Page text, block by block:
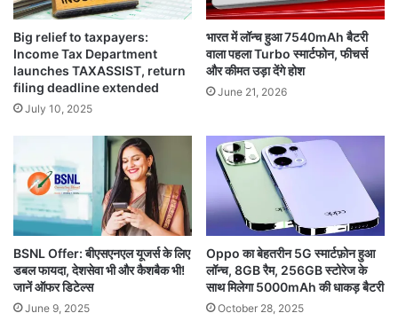
Big relief to taxpayers:
Income Tax Department
launches TAXASSIST, return
filing deadline extended
July 10, 2025
भारत में लॉन्च हुआ 7540mAh बैटरी
वाला पहला Turbo स्मार्टफोन, फीचर्स
और कीमत उड़ा देंगे होश
June 21, 2026
BSNL Offer: बीएसएनएल यूजर्स के लिए
डबल फायदा, देशसेवा भी और कैशबैक भी!
जानें ऑफर डिटेल्स
June 9, 2025
Oppo का बेहतरीन 5G स्मार्टफ़ोन हुआ
लॉन्च, 8GB रैम, 256GB स्टोरेज के
साथ मिलेगा 5000mAh की धाकड़ बैटरी
October 28, 2025